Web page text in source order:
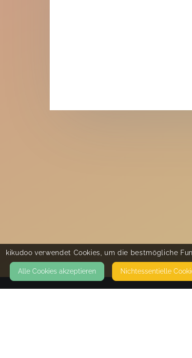
kikudoo verwendet Cookies, um die bestmögliche
Alle Cookies akzeptieren Nicht­essentielle